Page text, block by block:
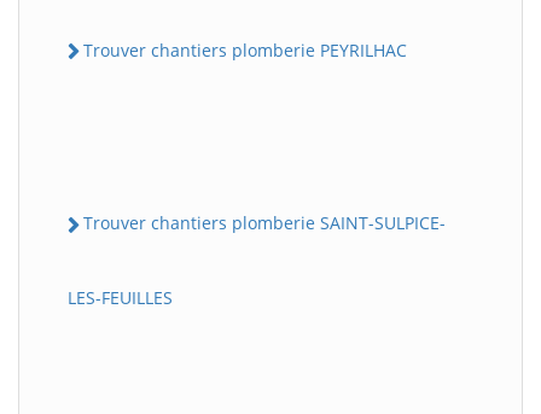
Trouver chantiers plomberie PEYRILHAC
Trouver chantiers plomberie SAINT-SULPICE-
LES-FEUILLES